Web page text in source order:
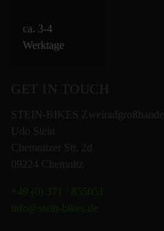
ca. 3-4
Werktage
GET IN TOUCH
STEIN-BIKES Zweiradgroßhandel
Udo Stein
Chemnitzer Str. 2d
09224 Chemnitz
+49 (0) 371 / 855051
info@stein-bikes.de